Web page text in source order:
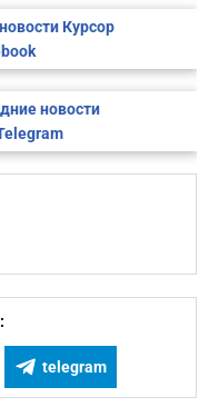
Курсор
новости
telegram